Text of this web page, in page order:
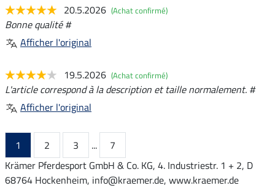
20.5.2026 (Achat confirmé)
Bonne qualité #
Afficher l'original
19.5.2026 (Achat confirmé)
L'article correspond à la description et taille normalement. #
Afficher l'original
1 2 3 ...
7
Krämer Pferdesport GmbH & Co. KG, 4. Industriestr. 1 + 2, D
68764 Hockenheim, info@kraemer.de, www.kraemer.de